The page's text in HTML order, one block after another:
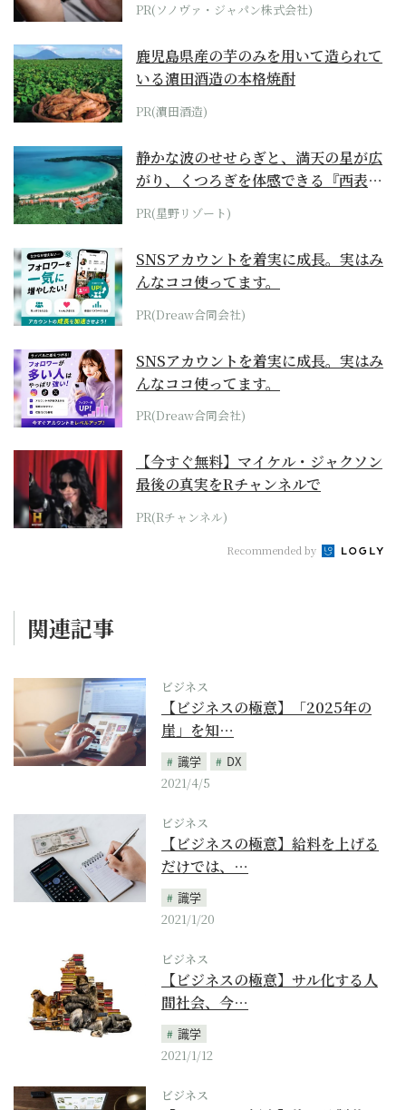
PR(ソノヴァ・ジャパン株式会社)
鹿児島県産の芋のみを用いて造られて
いる濵田酒造の本格焼酎
PR(濵田酒造)
静かな波のせせらぎと、満天の星が広
がり、くつろぎを体感できる『西表島
ホテル by...
PR(星野リゾート)
SNSアカウントを着実に成長。実はみ
んなココ使ってます。
PR(Dreaw合同会社)
SNSアカウントを着実に成長。実はみ
んなココ使ってます。
PR(Dreaw合同会社)
【今すぐ無料】マイケル・ジャクソン
最後の真実をRチャンネルで
PR(Rチャンネル)
Recommended by
関連記事
ビジネス
【ビジネスの極意】「2025年の
崖」を知…
識学
DX
2021/4/5
ビジネス
【ビジネスの極意】給料を上げる
だけでは、…
識学
2021/1/20
ビジネス
【ビジネスの極意】サル化する人
間社会、今…
識学
2021/1/12
ビジネス